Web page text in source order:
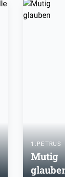
1.PETRUS
Mutig